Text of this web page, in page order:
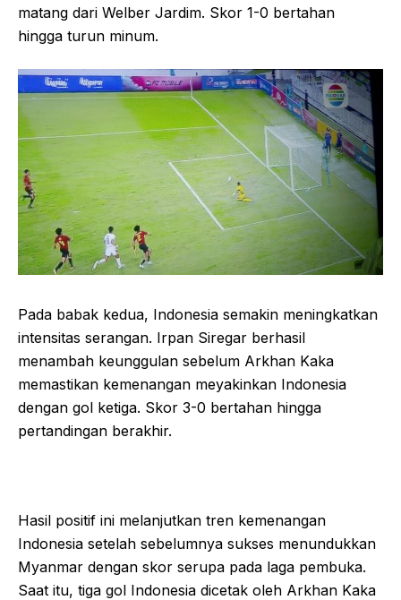
matang dari Welber Jardim. Skor 1-0 bertahan
hingga turun minum.
Pada babak kedua, Indonesia semakin meningkatkan
intensitas serangan. Irpan Siregar berhasil
menambah keunggulan sebelum Arkhan Kaka
memastikan kemenangan meyakinkan Indonesia
dengan gol ketiga. Skor 3-0 bertahan hingga
pertandingan berakhir.
Hasil positif ini melanjutkan tren kemenangan
Indonesia setelah sebelumnya sukses menundukkan
Myanmar dengan skor serupa pada laga pembuka.
Saat itu, tiga gol Indonesia dicetak oleh Arkhan Kaka